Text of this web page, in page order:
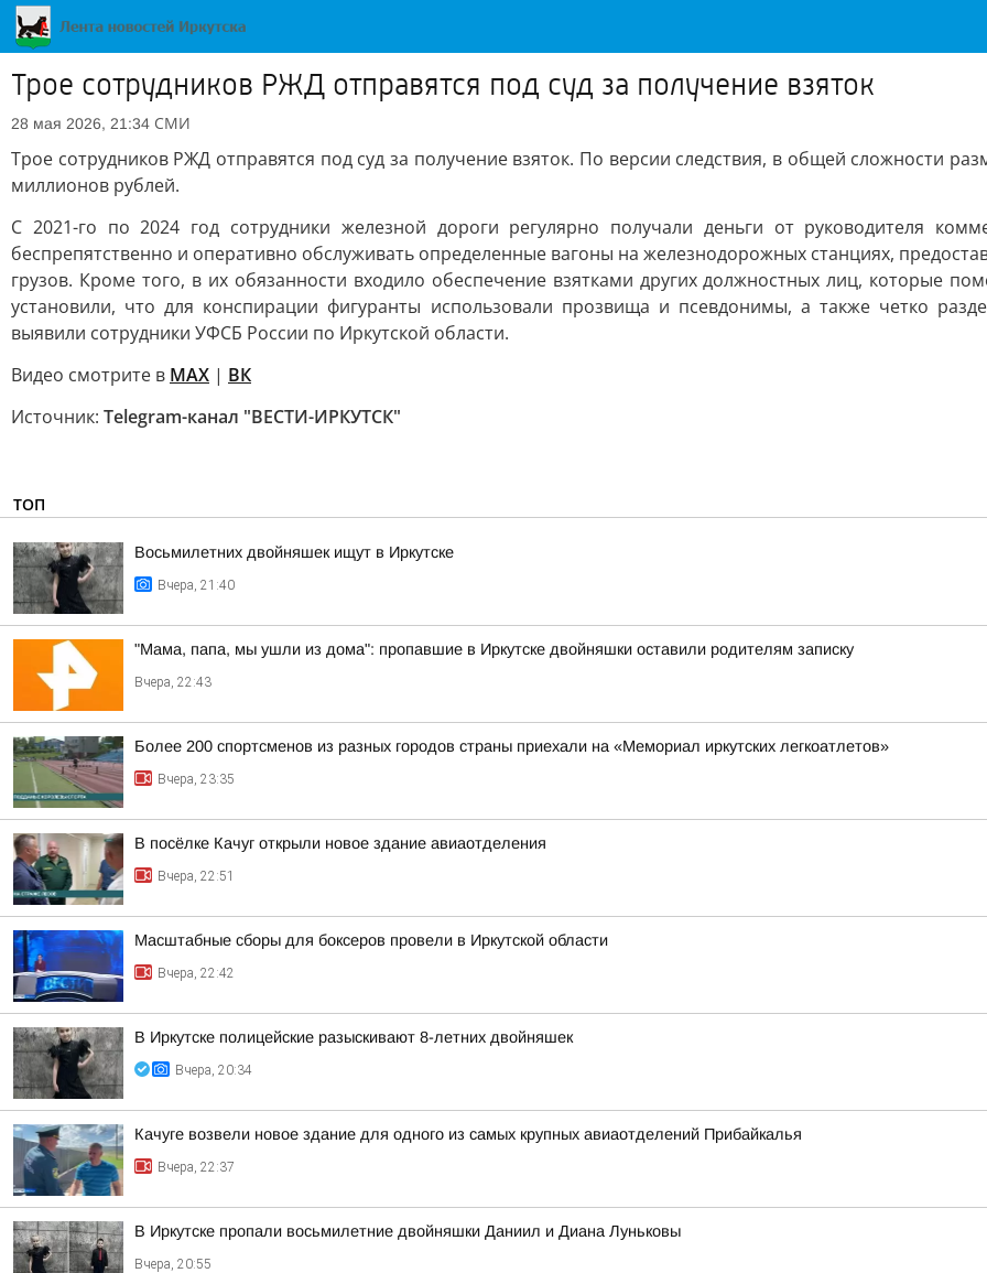
Трое сотрудников РЖД отправятся под суд за получение взяток
28 мая 2026, 21:34 СМИ
Трое сотрудников РЖД отправятся под суд за получение взяток. По версии следствия, в общей сложности
миллионов рублей.
С 2021-го по 2024 год сотрудники железной дороги регулярно получали деньги от руководителя
беспрепятственно и оперативно обслуживать определенные вагоны на железнодорожных станциях,
грузов. Кроме того, в их обязанности входило обеспечение взятками других должностных лиц, которые
установили, что для конспирации фигуранты использовали прозвища и псевдонимы, а также четко
выявили сотрудники УФСБ России по Иркутской области.
Видео смотрите в MAX | ВК
Источник: Telegram-канал "ВЕСТИ-ИРКУТСК"
ТОП
Восьмилетних двойняшек ищут в Иркутске
Вчера, 21:40
"Мама, папа, мы ушли из дома": пропавшие в Иркутске двойняшки оставили родителям записку
Вчера, 22:43
Более 200 спортсменов из разных городов страны приехали на «Мемориал иркутских легкоатлетов»
Вчера, 23:35
В посёлке Качуг открыли новое здание авиаотделения
Вчера, 22:51
Масштабные сборы для боксеров провели в Иркутской области
Вчера, 22:42
В Иркутске полицейские разыскивают 8-летних двойняшек
Вчера, 20:34
Качуге возвели новое здание для одного из самых крупных авиаотделений Прибайкалья
Вчера, 22:37
В Иркутске пропали восьмилетние двойняшки Даниил и Диана Луньковы
Вчера, 20:55